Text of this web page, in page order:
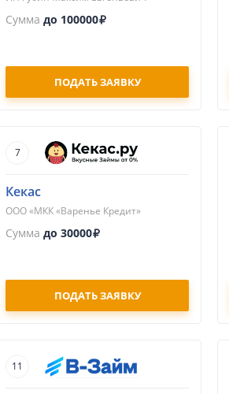
Сумма до 100000
ПОДАТЬ ЗАЯВКУ
7
Кекас
ООО «МКК «Варенье Кредит»
Сумма до 30000
ПОДАТЬ ЗАЯВКУ
11